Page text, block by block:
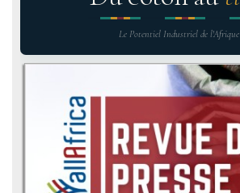
Le Potentiel Industriel de l'Afrique